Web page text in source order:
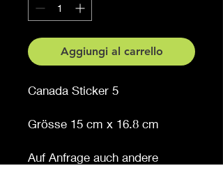
Aggiungi al carrello
Canada Sticker 5
Grösse 15 cm x 16.8 cm
Auf Anfrage auch andere